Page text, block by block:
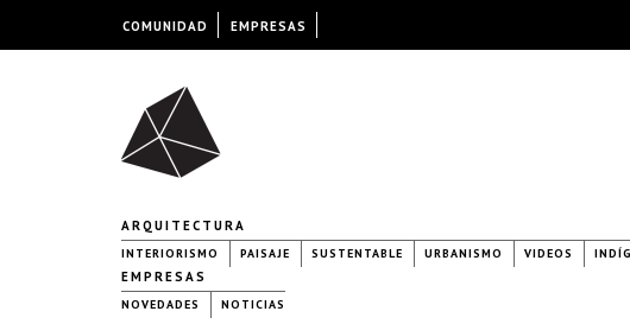
ARQUITECTURA
INTERIORISMO PAISAJE SUSTENTABLE URBANISMO VIDEOS
EMPRESAS
NOVEDADES NOTICIAS
COMUNIDAD EMPRESAS